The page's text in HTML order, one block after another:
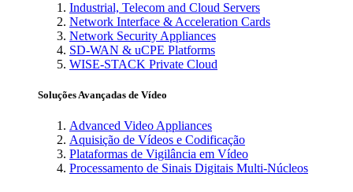
Industrial, Telecom and Cloud Servers
Network Interface & Acceleration Cards
Network Security Appliances
SD-WAN & uCPE Platforms
WISE-STACK Private Cloud
Soluções Avançadas de Vídeo
Advanced Video Appliances
Aquisição de Vídeos e Codificação
Plataformas de Vigilância em Vídeo
Processamento de Sinais Digitais Multi-Núcleos